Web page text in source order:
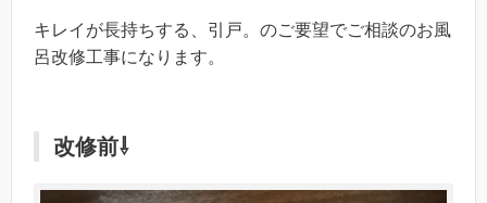
キレイが長持ちする、引戸。のご要望でご相談のお風
呂改修工事になります。
改修前⇩